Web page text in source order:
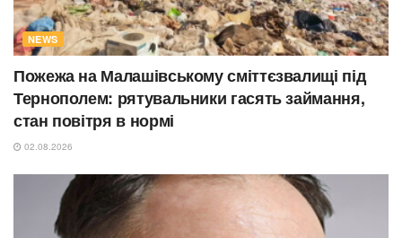
NEWS
Пожежа на Малашівському сміттєзвалищі під
Тернополем: рятувальники гасять займання,
стан повітря в нормі
02.08.2026